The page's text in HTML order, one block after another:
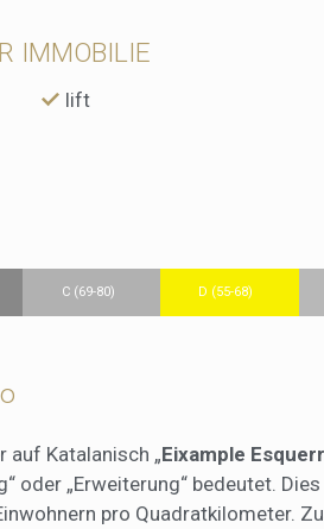
IMMOBILIE
lift
C (69-80) D (55-68)
auf Katalanisch „Eixample
oder „Erweiterung“ bedeutet.
pro Quadratkilometer.